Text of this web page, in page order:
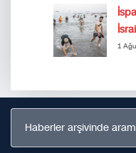
1
Haberler arşivinde